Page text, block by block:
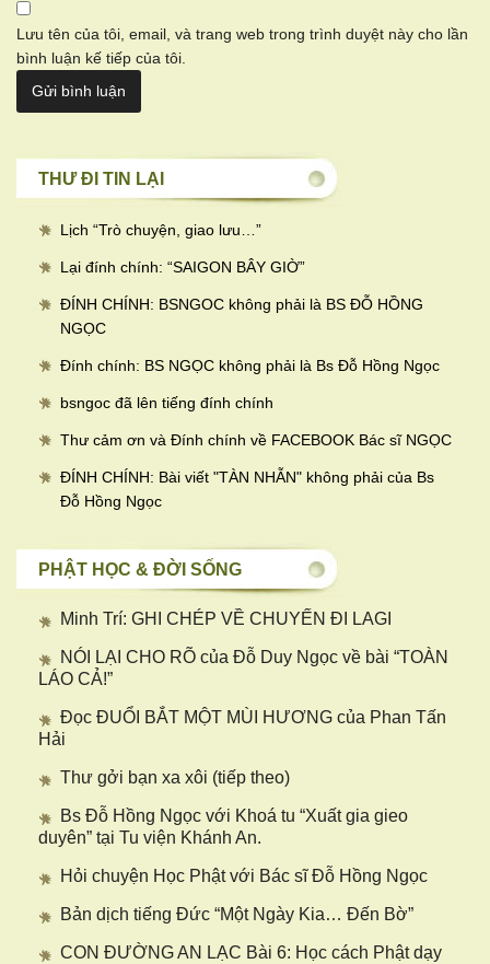
Lưu tên của tôi, email, và trang web trong trình duyệt này cho lần
bình luận kế tiếp của tôi.
THƯ ĐI TIN LẠI
Lịch “Trò chuyện, giao lưu… ”
Lại đính chính: “SAIGON BÂY GIỜ”
ĐÍNH CHÍNH: BSNGOC không phải là BS ĐỖ HỒNG
NGỌC
Đính chính: BS NGỌC không phải là Bs Đỗ Hồng Ngọc
bsngoc đã lên tiếng đính chính
Thư cảm ơn và Đính chính về FACEBOOK Bác sĩ NGỌC
ĐÍNH CHÍNH: Bài viết "TÀN NHẪN" không phải của Bs
Đỗ Hồng Ngọc
PHẬT HỌC & ĐỜI SỐNG
Minh Trí: GHI CHÉP VỀ CHUYẾN ĐI LAGI
NÓI LẠI CHO RÕ của Đỗ Duy Ngọc về bài “TOÀN
LÁO CẢ!”
Đọc ĐUỔI BẮT MỘT MÙI HƯƠNG của Phan Tấn
Hải
Thư gởi bạn xa xôi (tiếp theo)
Bs Đỗ Hồng Ngọc với Khoá tu “Xuất gia gieo
duyên” tại Tu viện Khánh An.
Hỏi chuyện Học Phật với Bác sĩ Đỗ Hồng Ngọc
Bản dịch tiếng Đức “Một Ngày Kia… Đến Bờ”
CON ĐƯỜNG AN LẠC Bài 6: Học cách Phật dạy